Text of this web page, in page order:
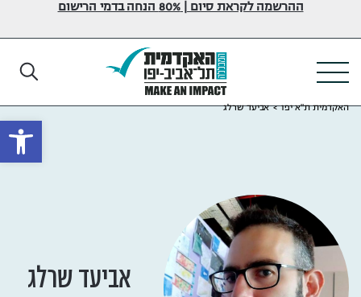
ההרשמה לקראת סיום | 80% הנחה בדמי הרישום
האקדמית ת"א יפו>אביעד שרלג
אביעד שרלג